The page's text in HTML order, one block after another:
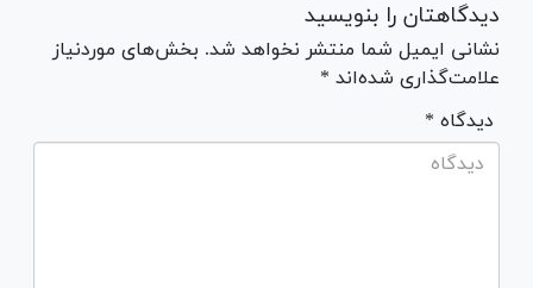
دیدگاهتان را بنویسید
نشانی ایمیل شما منتشر نخواهد شد. بخش‌های موردنیاز
علامت‌گذاری شده‌اند *
* دیدگاه